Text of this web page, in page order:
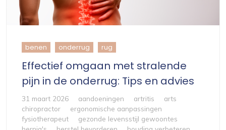
benen onderrug rug
Effectief omgaan met stralende
pijn in de onderrug: Tips en advies
31 maart 2026 aandoeningen artritis
arts
chiropractor
ergonomische aanpassingen
fysiotherapeut
gezonde levensstijl gewoontes